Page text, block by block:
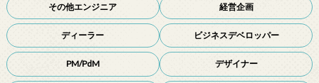
その他エンジニア 経営企画
ディーラー ビジネスデベロッパー
PM/PdM デザイナー